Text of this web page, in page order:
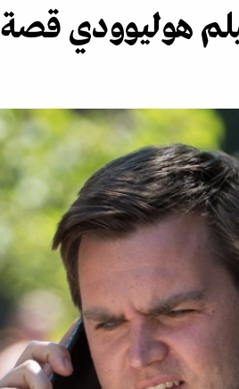
هوليوودي قصة